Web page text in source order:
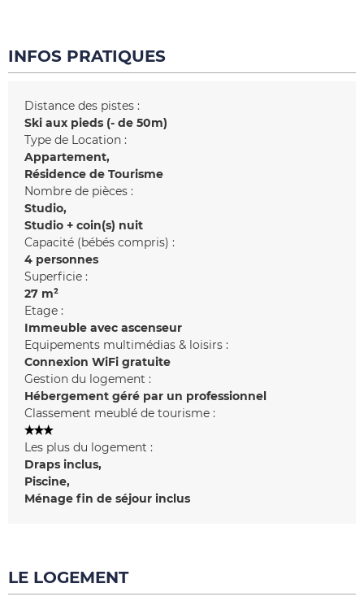
INFOS PRATIQUES
Distance des pistes :
Ski aux pieds (- de 50m)
Type de Location :
Appartement
Résidence de Tourisme
Nombre de pièces :
Studio
Studio + coin(s) nuit
Capacité (bébés compris) :
4 personnes
Superficie :
27 m²
Etage :
Immeuble avec ascenseur
Equipements multimédias & loisirs :
Connexion WiFi gratuite
Gestion du logement :
Hébergement géré par un professionnel
Classement meublé de tourisme :
Les plus du logement :
Draps inclus
Piscine
Ménage fin de séjour inclus
LE LOGEMENT